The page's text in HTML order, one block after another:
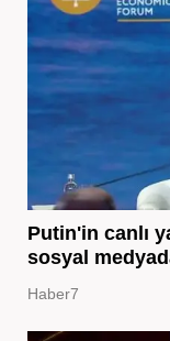
Putin'in canlı
sosyal
Haber7